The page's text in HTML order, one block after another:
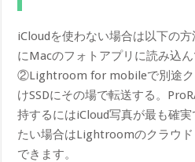
iCloudを使わない場合は以下の
にMacのフォトアプリに読み込
②Lightroom for mobileで別途ク
けSSDにその場で転送する。
持するにはiCloud写真が最も確
たい場合はLightroomのクラウド
できます。